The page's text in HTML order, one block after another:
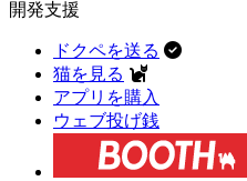
開発支援
ドクペを送る
猫を見る
アプリを購入
ウェブ投げ銭